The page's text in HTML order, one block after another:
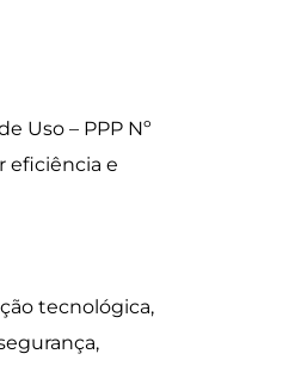
Uso – PPP Nº
eficiência e
tecnológica,